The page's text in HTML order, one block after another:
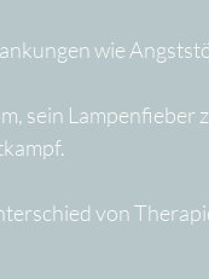
wie
sein Lampenfieber
von